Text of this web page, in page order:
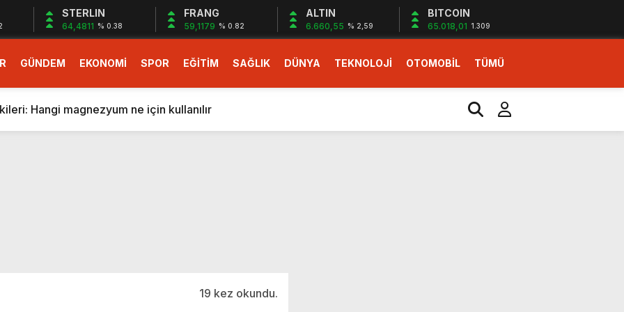
STERLIN
64,4811 % 0.38
FRANG
59,1179 % 0.82
ALTIN
6.660,55 % 2,59
BITCOIN
65.018,01 1.309
GÜNDEM EKONOMİ SPOR EĞİTİM SAĞLIK DÜNYA TEKNOLOJİ OTOMOBİL TÜMÜ
dev teklif
gelecek yeni özellikler belli oldu
Hangi magnezyum ne için kullanılır
başlıyor
dev teklif
19 kez okundu.